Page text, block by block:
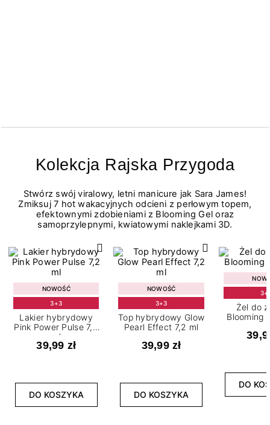
Kolekcja Rajska Przygoda
Stwórz swój viralowy, letni manicure jak Sara James!
Zmiksuj 7 hot wakacyjnych odcieni z perłowym topem,
efektownymi zdobieniami z Blooming Gel oraz
samoprzylepnymi, kwiatowymi naklejkami 3D.
NOWOŚĆ
3+3
Lakier hybrydowy
Pink Power Pulse 7,2
ml
39,99 zł
DO KOSZYKA
NOWOŚĆ
3+3
Top hybrydowy Glow
Pearl Effect 7,2 ml
39,99 zł
DO KOSZYKA
Żel do
Blooming
DO